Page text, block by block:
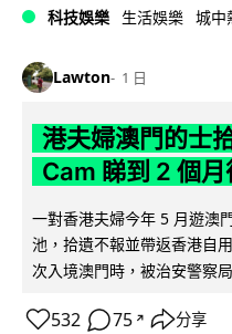
科技娛樂 生活娛樂 城中
Lawton 1 日
港夫婦澳門的士
Cam 睇到 2 個
一對香港夫婦今年 5 月遊澳
池，拾遺不報並帶返香港自
次入境澳門時，被治安警察
532 75 ↗ 分享